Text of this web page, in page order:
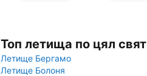
Топ летища по цял свят
Летище Бергамо
Летище Болоня